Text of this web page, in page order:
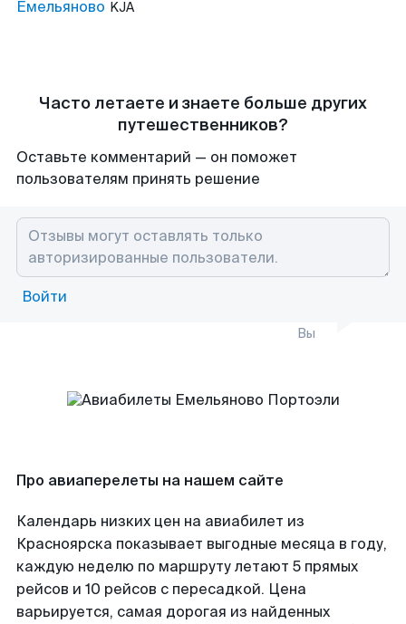
Емельяново KJA
Часто летаете и знаете больше других
путешественников?
Оставьте комментарий — он поможет
пользователям принять решение
Войти
Вы
Про авиаперелеты на нашем сайте
Календарь низких цен на авиабилет из
Красноярска показывает выгодные месяца в году,
каждую неделю по маршруту летают 5 прямых
рейсов и 10 рейсов с пересадкой. Цена
варьируется, самая дорогая из найденных